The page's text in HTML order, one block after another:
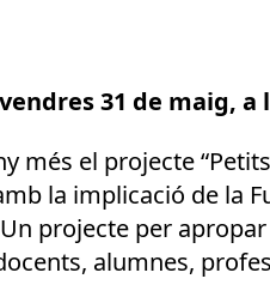
31 de maig, a
més el projecte
la implicació de la
Un projecte per
alumnes,